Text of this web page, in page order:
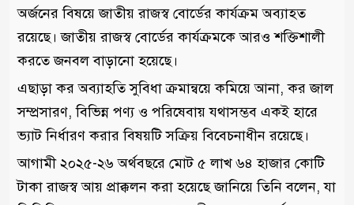
অর্জনের বিষয়ে জাতীয় রাজস্ব বোর্ডের কার্যক্রম অব্যাহত
রয়েছে। জাতীয় রাজস্ব বোর্ডের কার্যক্রমকে আরও শক্তিশালী
করতে জনবল বাড়ানো হয়েছে।
এছাড়া কর অব্যাহতি সুবিধা ক্রমান্বয়ে কমিয়ে আনা, কর জাল
সম্প্রসারণ, বিভিন্ন পণ্য ও পরিষেবায় যথাসম্ভব একই হারে
ভ্যাট নির্ধারণ করার বিষয়টি সক্রিয় বিবেচনাধীন রয়েছে।
আগামী ২০২৫-২৬ অর্থবছরে মোট ৫ লাখ ৬৪ হাজার কোটি
টাকা রাজস্ব আয় প্রাক্কলন করা হয়েছে জানিয়ে তিনি বলেন, যা